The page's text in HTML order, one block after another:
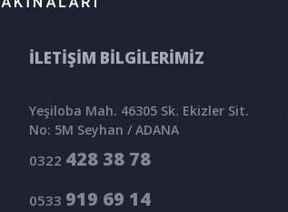
İLETİŞİM BİLGİLERİMİZ
Yeşiloba Mah. 46305 Sk. Ekizler Sit.
No: 5M Seyhan / ADANA
0322 428 38 78
0533 919 69 14